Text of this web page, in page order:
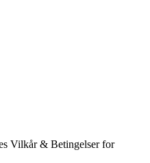
Vilkår & Betingelser for